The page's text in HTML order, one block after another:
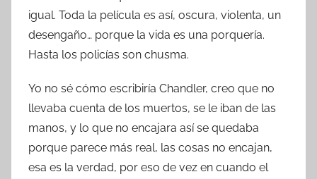
igual. Toda la película es así, oscura, violenta, un
desengaño… porque la vida es una porquería.
Hasta los policías son chusma.
Yo no sé cómo escribiría Chandler, creo que no
llevaba cuenta de los muertos, se le iban de las
manos, y lo que no encajara así se quedaba
porque parece más real, las cosas no encajan,
esa es la verdad, por eso de vez en cuando el